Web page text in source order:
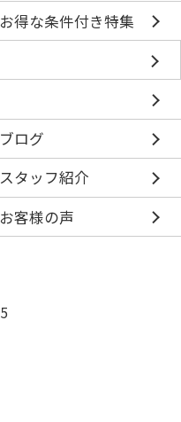
お得な条件付き特集
ブログ
スタッフ紹介
お客様の声